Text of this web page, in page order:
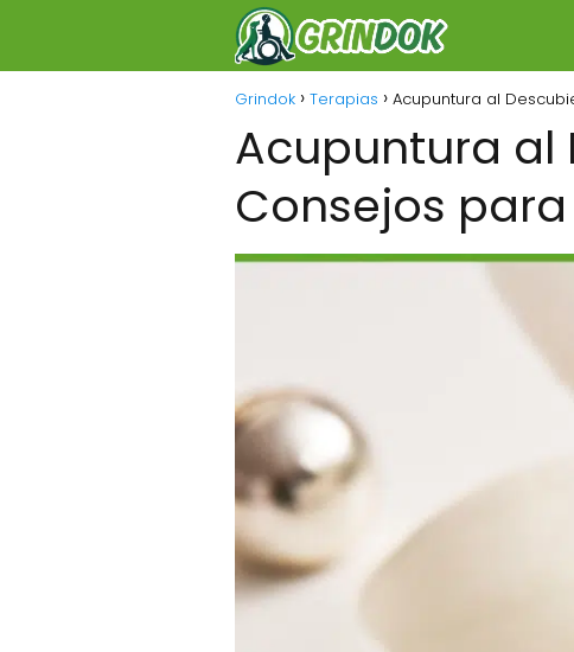
Grindok Terapias Acupuntura al
Acupuntura al
Consejos